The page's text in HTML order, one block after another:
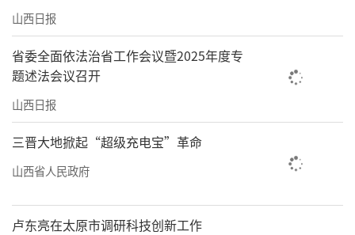
山西日报
省委全面依法治省工作会议暨2025年度专
题述法会议召开
山西日报
三晋大地掀起“超级充电宝”革命
山西省人民政府
卢东亮在太原市调研科技创新工作